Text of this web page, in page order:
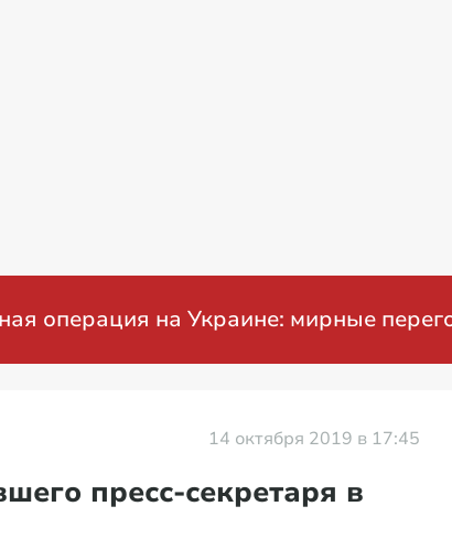
на Украине: мирные переговоры
14 октября 2019 в 17:45
пресс-секретаря в